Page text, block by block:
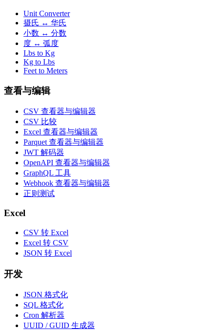
Unit Converter
摄氏 ↔ 华氏
小数 ↔ 分数
度 ↔ 弧度
Lbs to Kg
Kg to Lbs
Feet to Meters
查看与编辑
CSV 查看器与编辑器
CSV 比较
Excel 查看器与编辑器
Parquet 查看器与编辑器
JWT 解码器
OpenAPI 查看器与编辑器
GraphQL 工具
Webhook 查看器与编辑器
正则测试
Excel
CSV 转 Excel
Excel 转 CSV
JSON 转 Excel
开发
JSON 格式化
SQL 格式化
Cron 解析器
UUID / GUID 生成器